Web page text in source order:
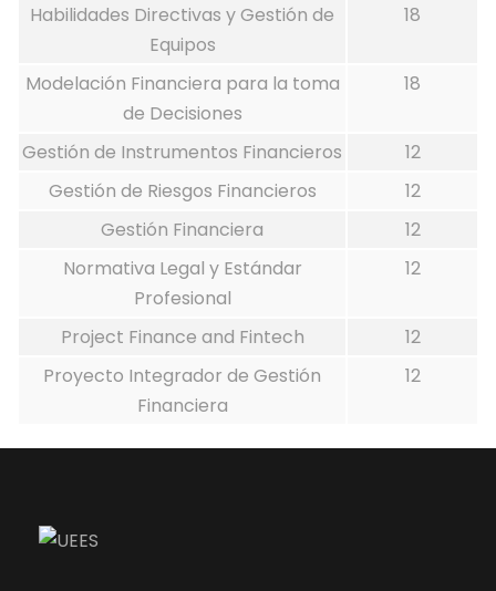
Habilidades Directivas y Gestión de
Equipos
18
Modelación Financiera para la toma
de Decisiones
18
Gestión de Instrumentos Financieros
12
Gestión de Riesgos Financieros
12
Gestión Financiera
12
Normativa Legal y Estándar
Profesional
12
Project Finance and Fintech
12
Proyecto Integrador de Gestión
Financiera
12